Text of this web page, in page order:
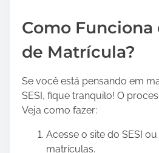
a
a
ã
o
r
Como Funciona
de Matrícula?
Se você está pensando em
SESI, fique tranquilo! O
Veja como fazer:
Acesse o site do SESI
matrículas.